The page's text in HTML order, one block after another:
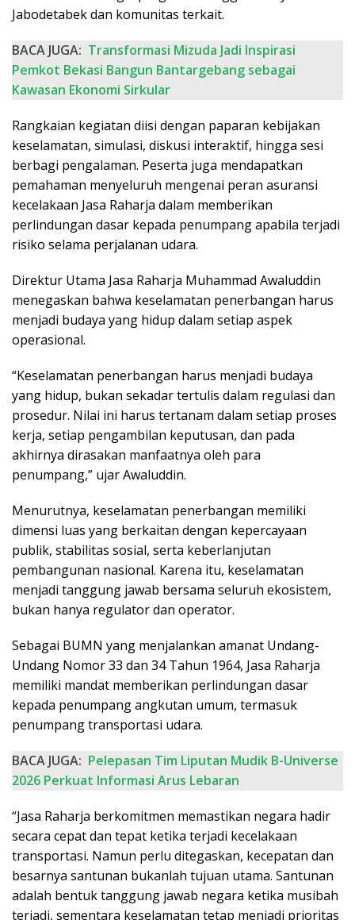
Jabodetabek dan komunitas terkait.
BACA JUGA: Transformasi Mizuda Jadi Inspirasi
Pemkot Bekasi Bangun Bantargebang sebagai
Kawasan Ekonomi Sirkular
Rangkaian kegiatan diisi dengan paparan kebijakan
keselamatan, simulasi, diskusi interaktif, hingga sesi
berbagi pengalaman. Peserta juga mendapatkan
pemahaman menyeluruh mengenai peran asuransi
kecelakaan Jasa Raharja dalam memberikan
perlindungan dasar kepada penumpang apabila terjadi
risiko selama perjalanan udara.
Direktur Utama Jasa Raharja Muhammad Awaluddin
menegaskan bahwa keselamatan penerbangan harus
menjadi budaya yang hidup dalam setiap aspek
operasional.
“Keselamatan penerbangan harus menjadi budaya
yang hidup, bukan sekadar tertulis dalam regulasi dan
prosedur. Nilai ini harus tertanam dalam setiap proses
kerja, setiap pengambilan keputusan, dan pada
akhirnya dirasakan manfaatnya oleh para
penumpang,” ujar Awaluddin.
Menurutnya, keselamatan penerbangan memiliki
dimensi luas yang berkaitan dengan kepercayaan
publik, stabilitas sosial, serta keberlanjutan
pembangunan nasional. Karena itu, keselamatan
menjadi tanggung jawab bersama seluruh ekosistem,
bukan hanya regulator dan operator.
Sebagai BUMN yang menjalankan amanat Undang-
Undang Nomor 33 dan 34 Tahun 1964, Jasa Raharja
memiliki mandat memberikan perlindungan dasar
kepada penumpang angkutan umum, termasuk
penumpang transportasi udara.
BACA JUGA: Pelepasan Tim Liputan Mudik B-Universe
2026 Perkuat Informasi Arus Lebaran
“Jasa Raharja berkomitmen memastikan negara hadir
secara cepat dan tepat ketika terjadi kecelakaan
transportasi. Namun perlu ditegaskan, kecepatan dan
besarnya santunan bukanlah tujuan utama. Santunan
adalah bentuk tanggung jawab negara ketika musibah
terjadi, sementara keselamatan tetap menjadi prioritas